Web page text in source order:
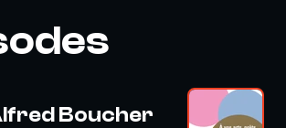
Boucher